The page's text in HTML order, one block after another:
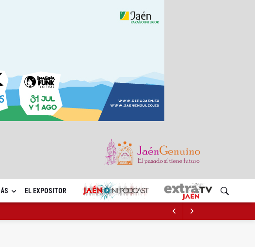
EL EXPOSITOR